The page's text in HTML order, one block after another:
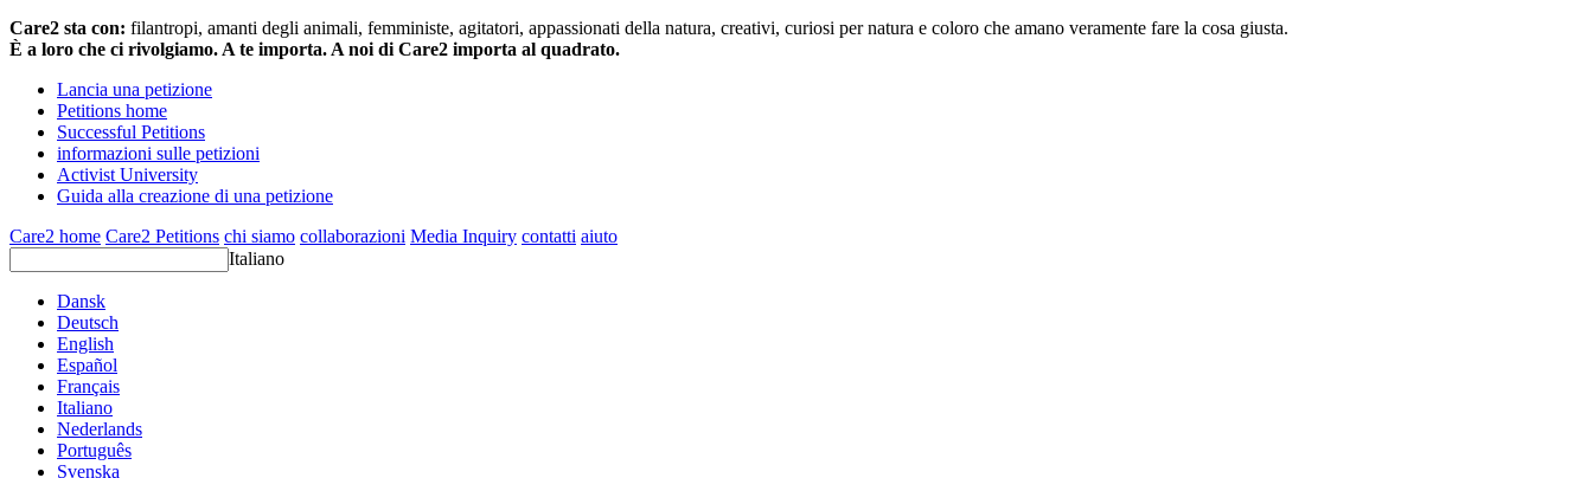
Care2 sta con: filantropi, amanti degli animali, femministe, agitatori, appassionati della natura, creativi, curiosi per natura e coloro che amano veramente fare la cosa giusta.
È a loro che ci rivolgiamo. A te importa. A noi di Care2 importa al quadrato.
Lancia una petizione
Petitions home
Successful Petitions
informazioni sulle petizioni
Activist University
Guida alla creazione di una petizione
Care2 home Care2 Petitions chi siamo collaborazioni Media Inquiry contatti aiuto
Italiano
Dansk
Deutsch
English
Español
Français
Italiano
Nederlands
Português
Svenska